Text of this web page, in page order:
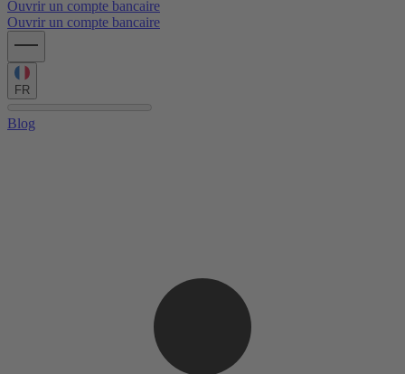
Ouvrir un compte bancaire
Ouvrir un compte bancaire
FR
Blog